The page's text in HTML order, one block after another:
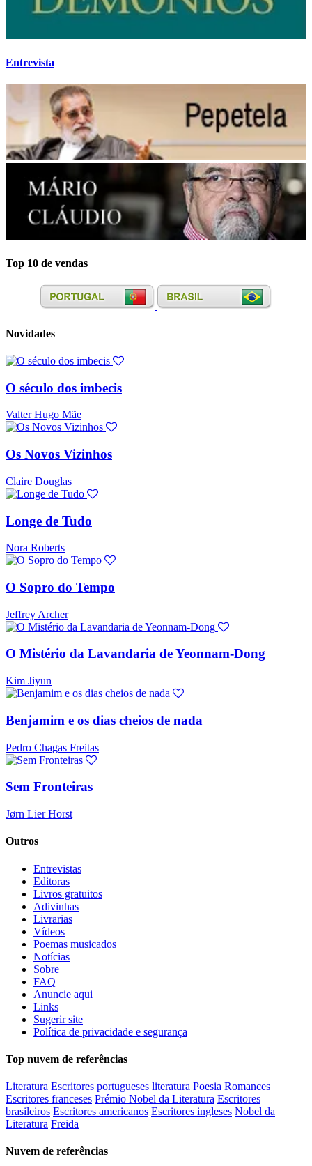
Entrevista
Top 10 de vendas
Novidades
O século dos imbecis
Valter Hugo Mãe
Os Novos Vizinhos
Claire Douglas
Longe de Tudo
Nora Roberts
O Sopro do Tempo
Jeffrey Archer
O Mistério da Lavandaria de Yeonnam-Dong
Kim Jiyun
Benjamim e os dias cheios de nada
Pedro Chagas Freitas
Sem Fronteiras
Jørn Lier Horst
Outros
Entrevistas
Editoras
Livros gratuitos
Adivinhas
Livrarias
Vídeos
Poemas musicados
Notícias
Sobre
FAQ
Anuncie aqui
Links
Sugerir site
Política de privacidade e segurança
Top nuvem de referências
Literatura Escritores portugueses literatura Poesia Romances
Escritores franceses Prémio Nobel da Literatura Escritores
brasileiros Escritores americanos Escritores ingleses Nobel da
Literatura Freida
Nuvem de referências